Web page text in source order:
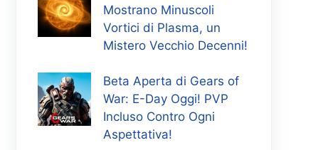
Mostrano Minuscoli
Vortici di Plasma, un
Mistero Vecchio Decenni!
Beta Aperta di Gears of
War: E-Day Oggi! PVP
Incluso Contro Ogni
Aspettativa!